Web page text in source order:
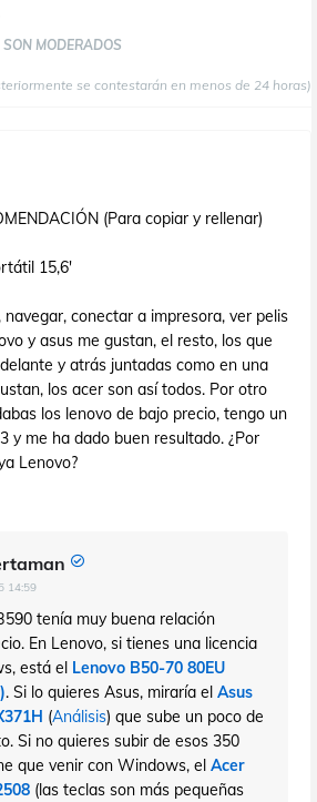
MODERADOS
se contestarán en menos de 24 horas)
(Para copiar y rellenar)
15,6'
navegar, conectar a impresora, ver pelis
y asus me gustan, el resto, los que
y atrás juntadas como en una
los acer son así todos. Por otro
los lenovo de bajo precio, tengo un
y me ha dado buen resultado. ¿Por
Lenovo?
14:59
tenía muy buena relación
En Lenovo, si tienes una licencia
está el Lenovo B50-70 80EU
. Si lo quieres Asus, miraría el Asus
(Análisis) que sube un poco de
Si no quieres subir de esos 350
que venir con Windows, el Acer
(las teclas son más pequeñas